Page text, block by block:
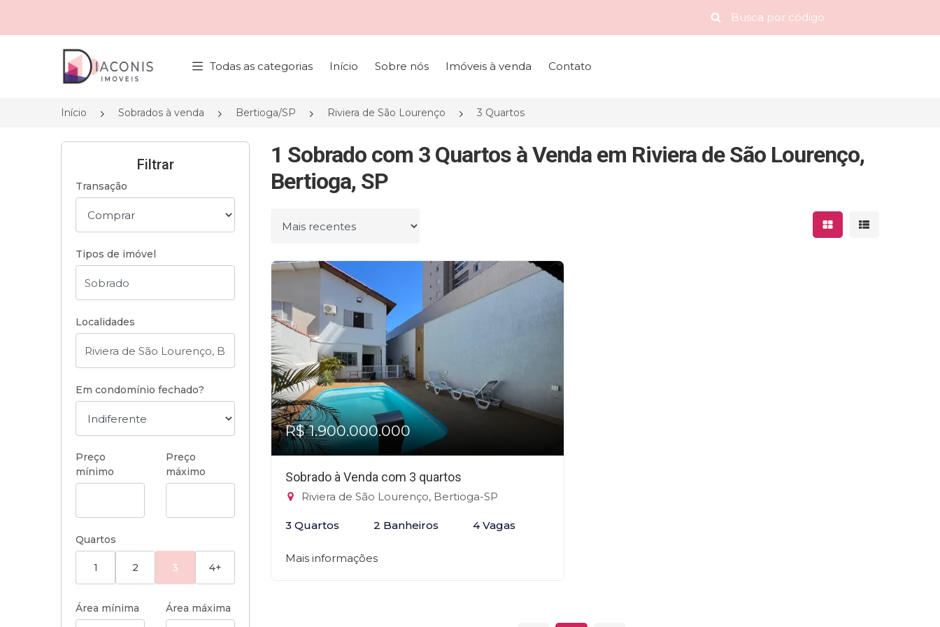
Página inicial
Todas as categorias Início Sobre nós Imóveis à venda Contato
Início Sobrados à venda Bertioga/SP Riviera de São Lourenço 3 Quartos
Filtrar
Transação
Tipos de imóvel
Localidades
Em condomínio fechado?
Preço
mínimo
Preço
máximo
Quartos
1 2 3 4+
Área mínima Área máxima
1 Sobrado com 3 Quartos à Venda em Riviera de São Lourenço,
Bertioga, SP
Ordenar por Mostrar resultados
Mostrar
R$ 1.900.000.000
Sobrado à Venda com 3 quartos
Riviera de São Lourenço, Bertioga-SP
3 Quartos 2 Banheiros 4 Vagas
Mais informações